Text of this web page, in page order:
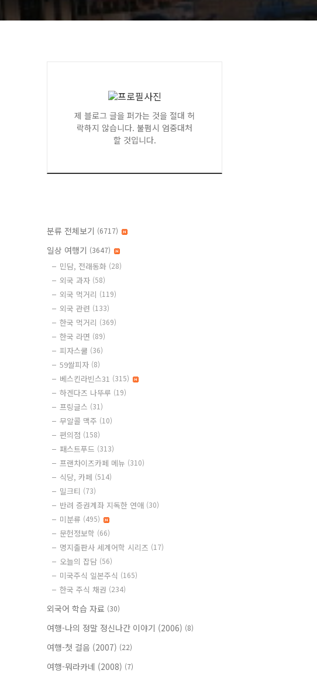
제 블로그 글을 퍼가는 것을 절대 허
락하지 않습니다. 불펌시 엄중대처
할 것입니다.
분류 전체보기 (6717)
일상 여행기 (3647)
민담, 전래동화 (28)
외국 과자 (58)
외국 먹거리 (119)
외국 관련 (133)
한국 먹거리 (369)
한국 라면 (89)
피자스쿨 (36)
59쌀피자 (8)
베스킨라빈스31 (315)
하겐다즈 나뚜루 (19)
프링글스 (31)
무알콜 맥주 (10)
편의점 (158)
패스트푸드 (313)
프랜차이즈카페 메뉴 (310)
식당, 카페 (514)
밀크티 (73)
반려 증권계좌 지독한 연애 (30)
미분류 (495)
문헌정보학 (66)
명지출판사 세계어학 시리즈 (17)
오늘의 잡담 (56)
미국주식 일본주식 (165)
한국 주식 채권 (234)
외국어 학습 자료 (30)
여행-나의 정말 정신나간 이야기 (2006) (8)
여행-첫 걸음 (2007) (22)
여행-뭐라카네 (2008) (7)